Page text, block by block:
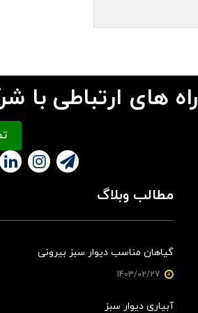
راه های ارتباطی با
مطالب وبلاگ
گیاهان مناسب دیوار سبز بیرونی
آبیاری دیوار سبز